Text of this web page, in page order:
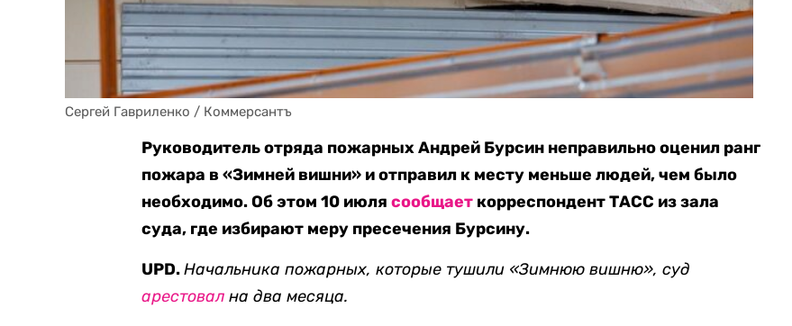
Сергей Гавриленко / Коммерсантъ
Руководитель отряда пожарных Андрей Бурсин неправильно оценил ранг
пожара в «Зимней вишни» и отправил к месту меньше людей, чем было
необходимо. Об этом 10 июлясообщает корреспондент ТАСС из зала
суда, где избирают меру пресечения Бурсину.
UPD. Начальника пожарных, которые тушили «Зимнюю вишню», суд
арестовал на два месяца.